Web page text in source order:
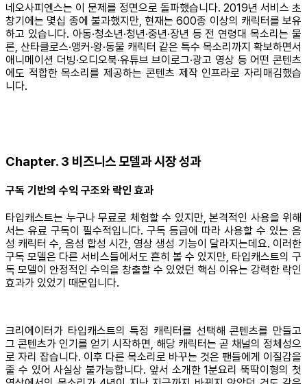
네오사피엔스는 이 문제를 정면으로 돌파했습니다. 2019년 서비스 초
창기에는 몇십 종에 불과했지만, 현재는 600종 이상의 캐릭터를 보유
하고 있습니다. 아동·청소년·청년·중년·장년 등 전 연령대 목소리는 물
론, 산타클로스·앵커·왕·동물 캐릭터 같은 특수 목소리까지 확보하면서
애니메이션 더빙·오디오북·유튜브 브이로그·광고 영상 등 어떤 콘텐츠
에도 적합한 목소리를 제공하는 콘텐츠 제작 인프라로 자리매김했습
니다.
Chapter. 3 비즈니스 모델과 시장 성과
구독 기반의 수익 구조와 락인 효과
타입캐스트는 누구나 무료로 체험할 수 있지만, 본격적인 사용을 위해
서는 유료 구독이 필수적입니다. 구독 등급에 따라 사용할 수 있는 음
성 캐릭터 수, 음성 합성 시간, 영상 생성 기능이 달라지는데요. 이러한
구독 모델은 다른 서비스들에서도 흔히 볼 수 있지만, 타입캐스트의 구
독 모델이 안정적인 수익을 창출할 수 있었던 핵심 이유는 강력한 락인
효과가 있었기 때문입니다.
크리에이터가 타입캐스트의 특정 캐릭터를 선택해 콘텐츠를 만들고
그 콘텐츠가 인기를 얻기 시작하면, 해당 캐릭터는 곧 채널의 정체성으
로 자리 잡습니다. 이후 다른 목소리로 바꾸는 것은 팬들에게 이질감을
줄 수 있어 사실상 불가능합니다. 앞서 소개한 1분요리 뚝딱이형의 첫